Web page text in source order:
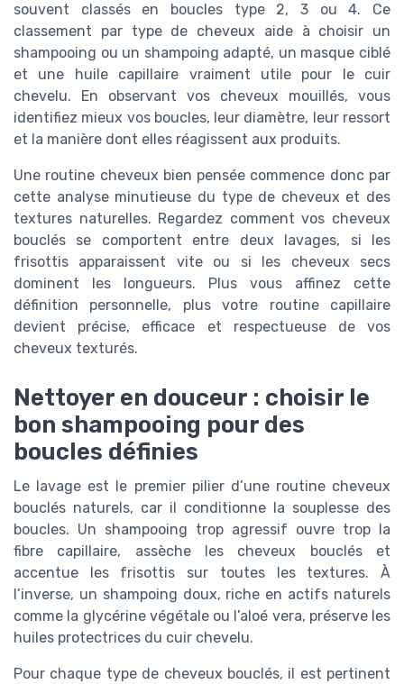
souvent classés en boucles type 2, 3 ou 4. Ce
classement par type de cheveux aide à choisir un
shampooing ou un shampoing adapté, un masque ciblé
et une huile capillaire vraiment utile pour le cuir
chevelu. En observant vos cheveux mouillés, vous
identifiez mieux vos boucles, leur diamètre, leur ressort
et la manière dont elles réagissent aux produits.
Une routine cheveux bien pensée commence donc par
cette analyse minutieuse du type de cheveux et des
textures naturelles. Regardez comment vos cheveux
bouclés se comportent entre deux lavages, si les
frisottis apparaissent vite ou si les cheveux secs
dominent les longueurs. Plus vous affinez cette
définition personnelle, plus votre routine capillaire
devient précise, efficace et respectueuse de vos
cheveux texturés.
Nettoyer en douceur : choisir le
bon shampooing pour des
boucles définies
Le lavage est le premier pilier d’une routine cheveux
bouclés naturels, car il conditionne la souplesse des
boucles. Un shampooing trop agressif ouvre trop la
fibre capillaire, assèche les cheveux bouclés et
accentue les frisottis sur toutes les textures. À
l’inverse, un shampoing doux, riche en actifs naturels
comme la glycérine végétale ou l’aloé vera, préserve les
huiles protectrices du cuir chevelu.
Pour chaque type de cheveux bouclés, il est pertinent